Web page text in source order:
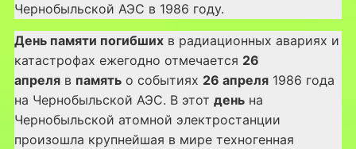
Чернобыльской АЭС в 1986 году.
День памяти погибшихв радиационных авариях и
катастрофах ежегодно отмечается 26
апреляв памятьо событиях 26 апреля1986 года
на Чернобыльской АЭС. В этот деньна
Чернобыльской атомной электростанции
произошла крупнейшая в мире техногенная